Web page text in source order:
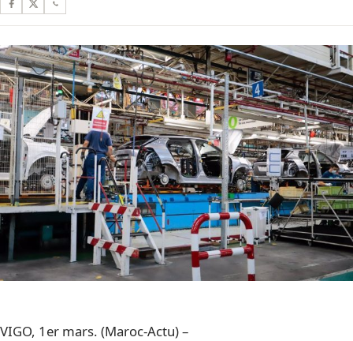
VIGO, 1er mars. (Maroc-Actu) –